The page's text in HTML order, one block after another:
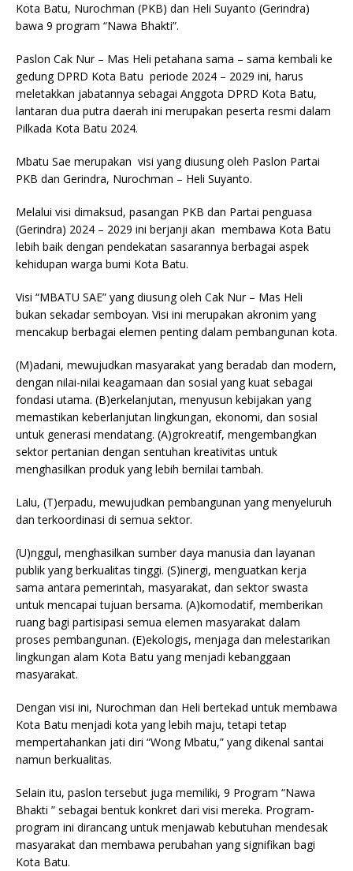
Kota Batu, Nurochman (PKB) dan Heli Suyanto (Gerindra)
bawa 9 program “Nawa Bhakti”.
Paslon Cak Nur – Mas Heli petahana sama – sama kembali ke
gedung DPRD Kota Batu periode 2024 – 2029 ini, harus
meletakkan jabatannya sebagai Anggota DPRD Kota Batu,
lantaran dua putra daerah ini merupakan peserta resmi dalam
Pilkada Kota Batu 2024.
Mbatu Sae merupakan visi yang diusung oleh Paslon Partai
PKB dan Gerindra, Nurochman – Heli Suyanto.
Melalui visi dimaksud, pasangan PKB dan Partai penguasa
(Gerindra) 2024 – 2029 ini berjanji akan membawa Kota Batu
lebih baik dengan pendekatan sasarannya berbagai aspek
kehidupan warga bumi Kota Batu.
Visi “MBATU SAE” yang diusung oleh Cak Nur – Mas Heli
bukan sekadar semboyan. Visi ini merupakan akronim yang
mencakup berbagai elemen penting dalam pembangunan kota.
(M)adani, mewujudkan masyarakat yang beradab dan modern,
dengan nilai-nilai keagamaan dan sosial yang kuat sebagai
fondasi utama. (B)erkelanjutan, menyusun kebijakan yang
memastikan keberlanjutan lingkungan, ekonomi, dan sosial
untuk generasi mendatang. (A)grokreatif, mengembangkan
sektor pertanian dengan sentuhan kreativitas untuk
menghasilkan produk yang lebih bernilai tambah.
Lalu, (T)erpadu, mewujudkan pembangunan yang menyeluruh
dan terkoordinasi di semua sektor.
(U)nggul, menghasilkan sumber daya manusia dan layanan
publik yang berkualitas tinggi. (S)inergi, menguatkan kerja
sama antara pemerintah, masyarakat, dan sektor swasta
untuk mencapai tujuan bersama. (A)komodatif, memberikan
ruang bagi partisipasi semua elemen masyarakat dalam
proses pembangunan. (E)ekologis, menjaga dan melestarikan
lingkungan alam Kota Batu yang menjadi kebanggaan
masyarakat.
Dengan visi ini, Nurochman dan Heli bertekad untuk membawa
Kota Batu menjadi kota yang lebih maju, tetapi tetap
mempertahankan jati diri “Wong Mbatu,” yang dikenal santai
namun berkualitas.
Selain itu, paslon tersebut juga memiliki, 9 Program “Nawa
Bhakti ” sebagai bentuk konkret dari visi mereka. Program-
program ini dirancang untuk menjawab kebutuhan mendesak
masyarakat dan membawa perubahan yang signifikan bagi
Kota Batu.